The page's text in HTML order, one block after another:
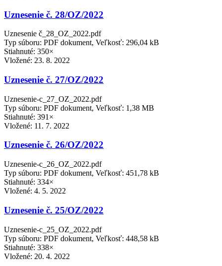
Uznesenie č. 28/OZ/2022
Uznesenie č_28_OZ_2022.pdf
Typ súboru: PDF dokument, Veľkosť: 296,04 kB
Stiahnuté: 350×
Vložené: 23. 8. 2022
Uznesenie č. 27/OZ/2022
Uznesenie-c_27_OZ_2022.pdf
Typ súboru: PDF dokument, Veľkosť: 1,38 MB
Stiahnuté: 391×
Vložené: 11. 7. 2022
Uznesenie č. 26/OZ/2022
Uznesenie-c_26_OZ_2022.pdf
Typ súboru: PDF dokument, Veľkosť: 451,78 kB
Stiahnuté: 334×
Vložené: 4. 5. 2022
Uznesenie č. 25/OZ/2022
Uznesenie-c_25_OZ_2022.pdf
Typ súboru: PDF dokument, Veľkosť: 448,58 kB
Stiahnuté: 338×
Vložené: 20. 4. 2022